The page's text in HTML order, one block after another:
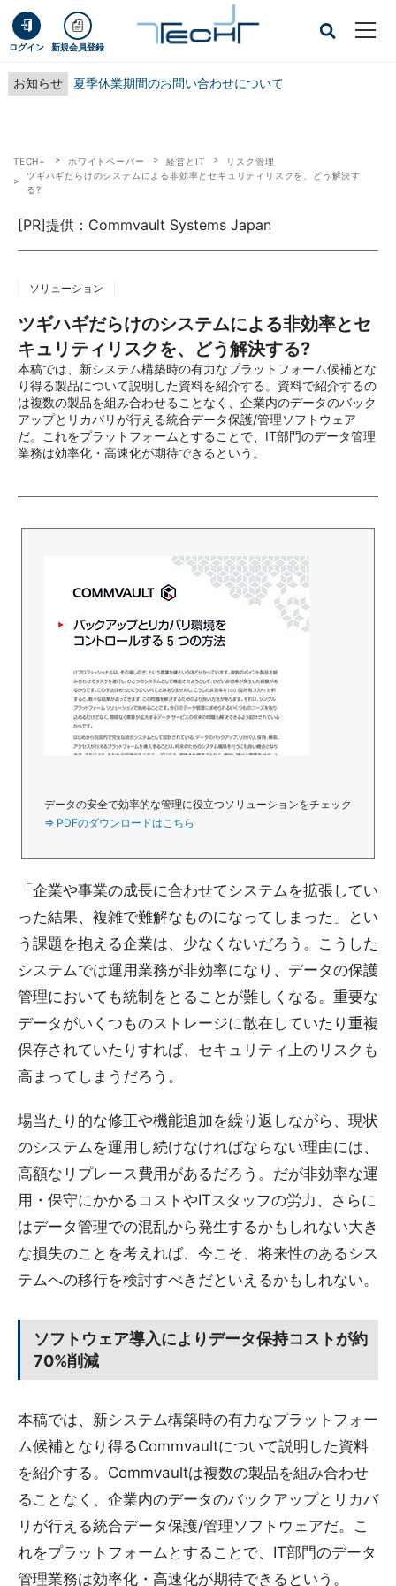
ログイン 新規会員登録
お知らせ 夏季休業期間のお問い合わせについて
TECH+ ホワイトペーパー 経営とIT
リスク管理
ツギハギだらけのシステムによる非効率とセキュリティリスクを、どう解決す
る?
[PR]提供：Commvault Systems Japan
ソリューション
ツギハギだらけのシステムによる非効率とセ
キュリティリスクを、どう解決する?
本稿では、新システム構築時の有力なプラットフォーム候補とな
り得る製品について説明した資料を紹介する。資料で紹介するの
は複数の製品を組み合わせることなく、企業内のデータのバック
アップとリカバリが行える統合データ保護/管理ソフトウェア
だ。これをプラットフォームとすることで、IT部門のデータ管理
業務は効率化・高速化が期待できるという。
データの安全で効率的な管理に役立つソリューションをチェック
⇒ PDFのダウンロードはこちら
「企業や事業の成長に合わせてシステムを拡張してい
った結果、複雑で難解なものになってしまった」とい
う課題を抱える企業は、少なくないだろう。こうした
システムでは運用業務が非効率になり、データの保護
管理においても統制をとることが難しくなる。重要な
データがいくつものストレージに散在していたり重複
保存されていたりすれば、セキュリティ上のリスクも
高まってしまうだろう。
場当たり的な修正や機能追加を繰り返しながら、現状
のシステムを運用し続けなければならない理由には、
高額なリプレース費用があるだろう。だが非効率な運
用・保守にかかるコストやITスタッフの労力、さらに
はデータ管理での混乱から発生するかもしれない大き
な損失のことを考えれば、今こそ、将来性のあるシス
テムへの移行を検討すべきだといえるかもしれない。
ソフトウェア導入によりデータ保持コストが約
70%削減
本稿では、新システム構築時の有力なプラットフォー
ム候補となり得るCommvaultについて説明した資料
を紹介する。Commvaultは複数の製品を組み合わせ
ることなく、企業内のデータのバックアップとリカバ
リが行える統合データ保護/管理ソフトウェアだ。こ
れをプラットフォームとすることで、IT部門のデータ
管理業務は効率化・高速化が期待できるという。